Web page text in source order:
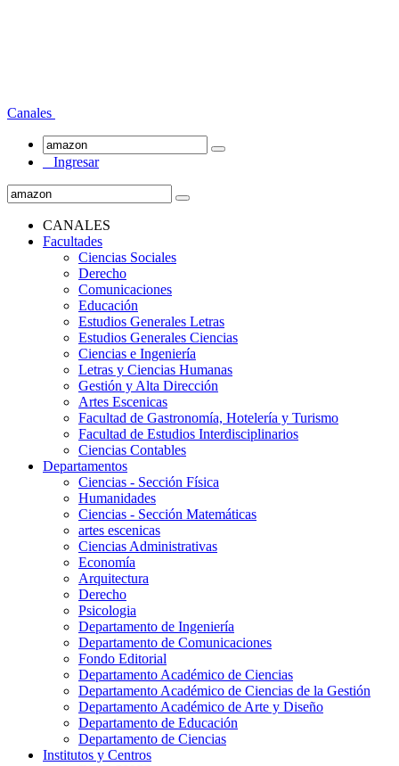
Canales
Ingresar
CANALES
Facultades
Ciencias Sociales
Derecho
Comunicaciones
Educación
Estudios Generales Letras
Estudios Generales Ciencias
Ciencias e Ingeniería
Letras y Ciencias Humanas
Gestión y Alta Dirección
Artes Escenicas
Facultad de Gastronomía, Hotelería y Turismo
Facultad de Estudios Interdisciplinarios
Ciencias Contables
Departamentos
Ciencias - Sección Física
Humanidades
Ciencias - Sección Matemáticas
artes escenicas
Ciencias Administrativas
Economía
Arquitectura
Derecho
Psicologia
Departamento de Ingeniería
Departamento de Comunicaciones
Fondo Editorial
Departamento Académico de Ciencias
Departamento Académico de Ciencias de la Gestión
Departamento Académico de Arte y Diseño
Departamento de Educación
Departamento de Ciencias
Institutos y Centros